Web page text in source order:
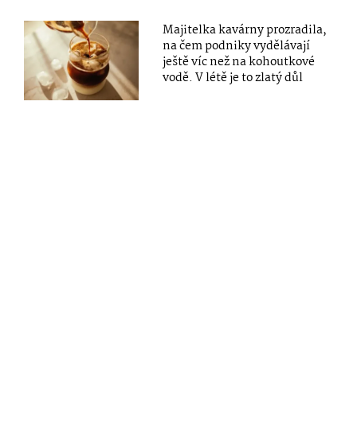
Majitelka kavárny prozradila,
na čem podniky vydělávají
ještě víc než na kohoutkové
vodě. V létě je to zlatý důl